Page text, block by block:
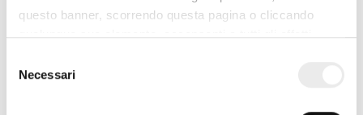
questo banner, scorrendo questa pagina o cliccando
qualunque suo elemento, acconsenti a tutti gli effetti
sito
delNecessari
raggruppamenti fra imprese, social bond e social impact
lifelong a protezione di persone con disabilità costituiamo